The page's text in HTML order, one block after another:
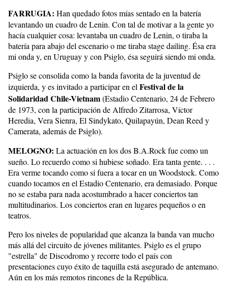
FARRUGIA: Han quedado fotos mías sentado en la batería
levantando un cuadro de Lenin. Con tal de motivar a la gente yo
hacía cualquier cosa: levantaba un cuadro de Lenin, o tiraba la
batería para abajo del escenario o me tiraba stage dailing. Ésa era
mi onda y, en Uruguay y con Psiglo, ésa seguirá siendo mi onda.
Psiglo se consolida como la banda favorita de la juventud de
izquierda, y es invitado a participar en elFestival de la
Solidaridad Chile-Vietnam(Estadio Centenario, 24 de Febrero
de 1973, con la participación de Alfredo Zitarrosa, Víctor
Heredia, Vera Sienra, El Sindykato, Quilapayún, Dean Reed y
Camerata, además de Psiglo).
MELOGNO: La actuación en los dos B.A.Rock fue como un
sueño. Lo recuerdo como si hubiese soñado. Era tanta gente. . . .
Era verme tocando como si fuera a tocar en un Woodstock. Como
cuando tocamos en el Estadio Centenario, era demasiado. Porque
no se estaba para nada acostumbrado a hacer conciertos tan
multitudinarios. Los conciertos eran en lugares pequeños o en
teatros.
Pero los niveles de popularidad que alcanza la banda van mucho
más allá del circuito de jóvenes militantes. Psiglo es el grupo
"estrella" de Discodromo y recorre todo el país con
presentaciones cuyo éxito de taquilla está asegurado de antemano.
Aún en los más remotos rincones de la República.